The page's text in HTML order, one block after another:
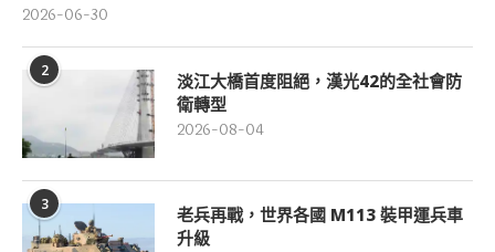
2026-06-30
2
淡江大橋首度阻絕，漢光42的全社會防
衛轉型
2026-08-04
3
老兵再戰，世界各國 M113 裝甲運兵車
升級